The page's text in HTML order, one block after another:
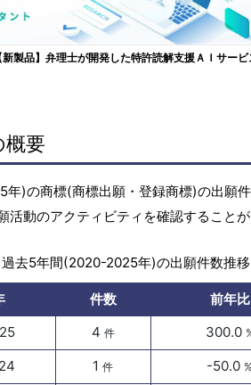
新製品】弁理士が開発した特許読解支援ＡＩサービ
概要
)の商標(商標出願・登録商標)の出願
動のアクティビティを確認することが
過去5年間(2020-2025年)の出願件数推移
件数
前年比
4 件 300.0
1件 -50.0 %